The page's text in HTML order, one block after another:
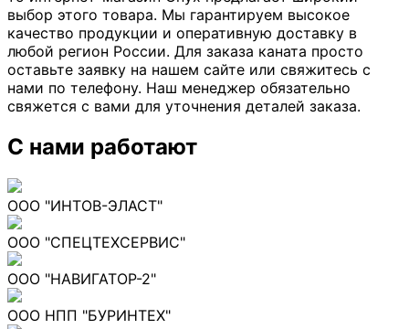
выбор этого товара. Мы гарантируем высокое
качество продукции и оперативную доставку в
любой регион России. Для заказа каната просто
оставьте заявку на нашем сайте или свяжитесь с
нами по телефону. Наш менеджер обязательно
свяжется с вами для уточнения деталей заказа.
С нами работают
ООО "ИНТОВ-ЭЛАСТ"
ООО "СПЕЦТЕХСЕРВИС"
ООО "НАВИГАТОР-2"
ООО НПП "БУРИНТЕХ"